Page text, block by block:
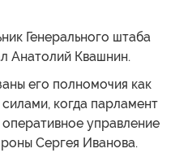
Генерального штаба
Анатолий Квашнин.
его полномочия как
когда парламент
управление
Сергея Иванова.